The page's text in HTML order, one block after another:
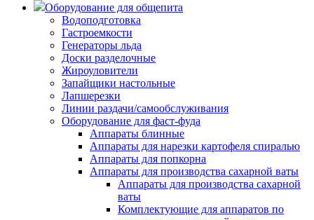
Оборудование для общепита
Водоподготовка
Гастроемкости
Генераторы льда
Доски разделочные
Жироуловители
Запайщики настольные
Лапшерезки
Линии раздачи/самообслуживания
Оборудование для фаст-фуда
Аппараты блинные
Аппараты для нарезки картофеля спиралью
Аппараты для попкорна
Аппараты для производства сахарной ваты
Аппараты для производства сахарной
ваты
Комплектующие для аппаратов по